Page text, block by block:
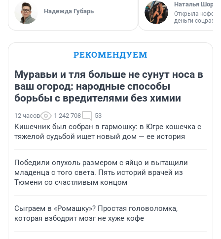
Надежда Губарь
Наталья
Открыла
деньги
РЕКОМЕНДУЕМ
Муравьи и тля больше не сунут носа в
ваш огород: народные способы
борьбы с вредителями без химии
12 часов 1 242 708 53
Кишечник был собран в гармошку: в Югре кошечка с
тяжелой судьбой ищет новый дом — ее история
Победили опухоль размером с яйцо и вытащили
младенца с того света. Пять историй врачей из
Тюмени со счастливым концом
Сыграем в «Ромашку»? Простая головоломка,
которая взбодрит мозг не хуже кофе